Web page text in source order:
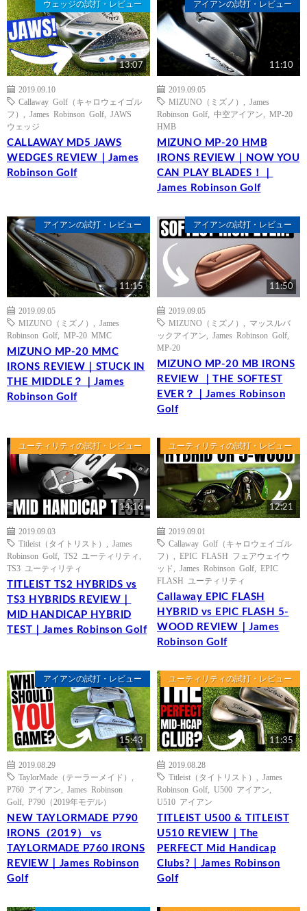
ウェッジの試打・レビュー
13:07
2019.09.10
Callaway Golf（キャロウェイゴル
フ）
James Robinson Golf
JAWS
ウェッジ
CALLAWAY MD5 JAWS
WEDGES REVIEW｜James
Robinson Golf
アイアンの試打・レビュー
11:10
2019.09.05
MIZUNO（ミズノ）
James
Robinson Golf
中空アイアン
MP-20
HMB
MIZUNO MP-20 HMB
IRONS REVIEW｜NOW YOU
CAN PLAY BLADES！｜
James Robinson Golf
アイアンの試打・レビュー
11:15
2019.09.05
MIZUNO（ミズノ）
James
Robinson Golf
MP-20 MMC
MIZUNO MP-20 MMC
IRONS REVIEW｜STUCK IN
THE MIDDLE？｜James
Robinson Golf
アイアンの試打・レビュー
11:50
2019.09.05
MIZUNO（ミズノ）
マッスルバ
ックアイアン
James Robinson Golf
MP-20
MIZUNO MP-20 MB IRONS
REVIEW ｜THE SOFTEST
EVER？｜James Robinson
Golf
ユーティリティの試打・レビュー
14:16
2019.09.03
Titleist（タイトリスト）
James
Robinson Golf
TS2 ユーティリティ
TS3 ユーティリティ
TITLEIST TS2 HYBRIDS vs
TS3 HYBRIDS REVIEW｜
MID HANDICAP HYBRID
TEST｜James Robinson Golf
ユーティリティの試打・レビュー
12:21
2019.09.01
Callaway Golf（キャロウェイゴル
フ）
EPIC FLASH フェアウェイウ
ッド
James Robinson Golf
EPIC
FLASH ユーティリティ
Callaway EPIC FLASH
HYBRID vs EPIC FLASH 5-
WOOD REVIEW｜James
Robinson Golf
アイアンの試打・レビュー
15:43
2019.08.29
TaylorMade（テーラーメイド）
P760 アイアン
James Robinson
Golf
P790（2019年モデル）
NEW TAYLORMADE P790
IRONS（2019） vs
TAYLORMADE P760 IRONS
REVIEW｜James Robinson
Golf
ユーティリティの試打・レビュー
11:35
2019.08.28
Titleist（タイトリスト）
James
Robinson Golf
U500 アイアン
U510 アイアン
TITLEIST U500 & TITLEIST
U510 REVIEW｜The
PERFECT Mid Handicap
Clubs?｜James Robinson
Golf